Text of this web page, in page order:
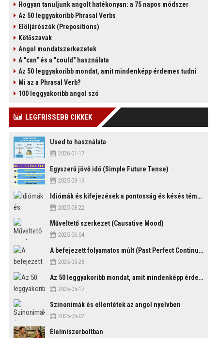
Hogyan tanuljunk angolt hatékonyan: a 75 napos módszer
Az 50 leggyakoribb Phrasal Verbs
Elöljárószók (Prepositions)
Kötőszavak
Angol mondatszerkezetek
A "can" és a "could" használata
Az 50 leggyakoribb mondat, amit mindenképp érdemes tudni
Mi az a Phrasal Verb?
100 leggyakoribb angol szó
LEGFRISSEBB CIKKEK
Used to használata
2026-01-17
Egyszerű jövő idő (Simple Future Tense)
2025-09-19
Idiómák és kifejezések a pontosság és késés témakörében
2025-08-22
Műveltető szerkezet (Causative Mood)
2025-06-04
A befejezett folyamatos múlt (Past Perfect Continuous Tense)
2025-05-28
Az 50 leggyakoribb mondat, amit mindenképp érdemes tudni
2025-05-17
Szinonimák és ellentétek az angol nyelvben
2025-05-02
Élelmiszerboltban